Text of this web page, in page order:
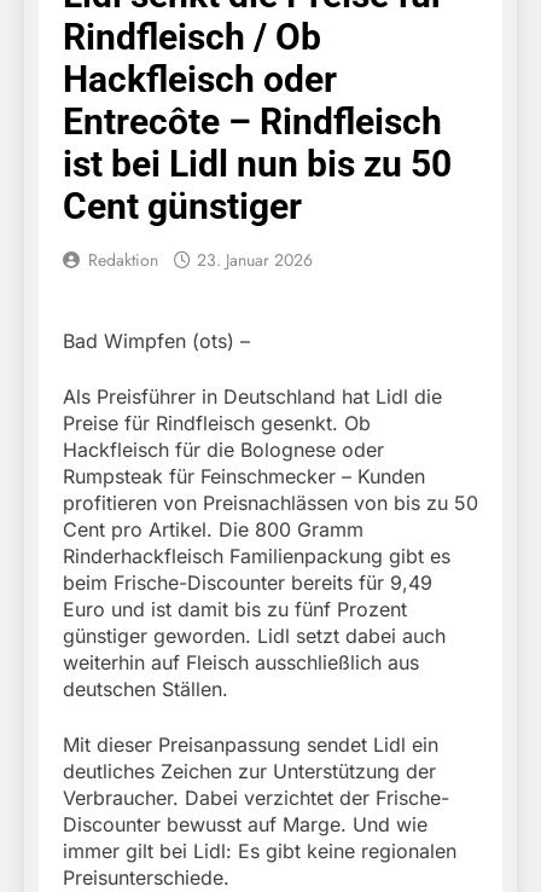
Knopfdruck / Schnelle
Festnahme nach
sexueller Belästigung
Bundespolizeidirektion
München: Bundespolizei
kontrolliert
grenzüberschreitenden
Verkehr / Waffenfund im
Fahrzeug
7. August 2026
Bundespolizeidirektion
München: Schneller
festgenommen als die
Reise nach Ungarn
beendet / Bundespolizei
Ungarn mit
6. August 2026
Bundespolizeidirektion
München: Ausgesetzte
Bamberg aufgefunden –
6. August 2026
erschleicht rund 45.000
Euro Sozialleistungen
Finanzkontrolle
Schwarzarbeit führen zu
rechtskräftiger
Verurteilung wegen
Betrugs
6. August 2026
München: Europaweit
gesuchtes Mitglied einer
kriminellen Vereinigung
geht ins Netz –
Bundespolizei vollstreckt
europäischen
Auslieferungshaftbefehl
6. August 2026
Bundespolizeidirektion
München: Update zu den
Einsatzmaßnahmen der
Bundespolizei in
Saarbrücken
5. August 2026
Bundespolizeidirektion
München:
Beinahekollision an
Bahnübergang in Aubing
/ Bundespolizei ermittelt
wegen gefährlichen
Eingriffs in den
5. August 2026
Rindfleisch / Ob
Hackfleisch oder
Entrecôte – Rindfleisch
ist bei Lidl nun bis zu 50
Cent günstiger
Redaktion 23. Januar 2026
Bad Wimpfen (ots) –
Als Preisführer in Deutschland hat Lidl die
Preise für Rindfleisch gesenkt. Ob
Hackfleisch für die Bolognese oder
Rumpsteak für Feinschmecker – Kunden
profitieren von Preisnachlässen von bis zu 50
Cent pro Artikel. Die 800 Gramm
Rinderhackfleisch Familienpackung gibt es
beim Frische-Discounter bereits für 9,49
Euro und ist damit bis zu fünf Prozent
günstiger geworden. Lidl setzt dabei auch
weiterhin auf Fleisch ausschließlich aus
deutschen Ställen.
Mit dieser Preisanpassung sendet Lidl ein
deutliches Zeichen zur Unterstützung der
Verbraucher. Dabei verzichtet der Frische-
Discounter bewusst auf Marge. Und wie
immer gilt bei Lidl: Es gibt keine regionalen
Preisunterschiede.